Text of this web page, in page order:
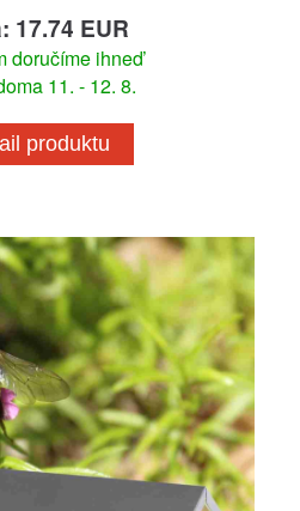
17.74 EUR
doručíme ihneď
11. - 12. 8.
produktu